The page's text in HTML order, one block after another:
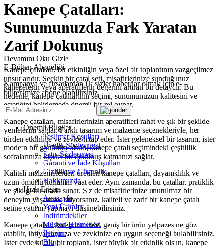
Kanepe Çatalları:
Sunumunuzda Fark Yaratan
Zarif Dokunuş
Kanepe çatalları, bir etkinliğin veya özel bir toplantının vazgeçilmez
unsurlarıdır. Seçkin bir çatal seti, misafirlerinize sunduğunuz
kanepelerin veya aperatiflerin değerini artıran bir detaydır. Bu
nedenle, kanepe çatallarının seçimi, sunumunuzun kalitesini ve
estetiğini belirlemede önemli bir rol oynar.
Kanepe çatalları, misafirlerinizin aperatifleri rahat ve şık bir şekilde
yemelerini sağlar. Farklı tasarım ve malzeme seçenekleriyle, her
türden etkinliğe ve zevke hitap eder. İster geleneksel bir tasarım, ister
modern bir görünüm olsun, kanepe çatalı seçimindeki çeşitlilik,
sofralarınıza kişisel bir dokunuş katmanızı sağlar.
Kaliteli malzemelerden üretilen kanepe çatalları, dayanıklılık ve
uzun ömürlü kullanım vaat eder. Aynı zamanda, bu çatallar, pratiklik
ve şıklığı bir arada sunar. Siz de misafirlerinize unutulmaz bir
deneyim yaşatmak istiyorsanız, kaliteli ve zarif bir kanepe çatalı
setine yatırım yapmayı düşünebilirsiniz.
Kanepe çatalları kategorimizde, geniş bir ürün yelpazesine göz
atabilir, ihtiyaçlarınıza ve zevkinize en uygun seçeneği bulabilirsiniz.
İster evde küçük bir toplantı, ister büyük bir etkinlik olsun, kanepe
Devamını Oku Gizle
E-Bülten Aboneliği
Kampanya ve fırsatlardan ilk sizler haberdar olmak için e-
bültenimize abone olabilirsiniz.
Önemli Bilgiler
Teslimat Koşulları
Üyelik Sözleşmesi
Satış Sözleşmesi
Garanti ve İade Koşulları
Gizlilik ve Güvenlik
Hakkımızda
Hızlı Erişim
Anasayfa
Yeni Ürünler
İndirimdekiler
Müşteri Hizmetleri
İletişim
Blog